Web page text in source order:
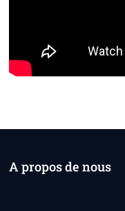
A propos de nous